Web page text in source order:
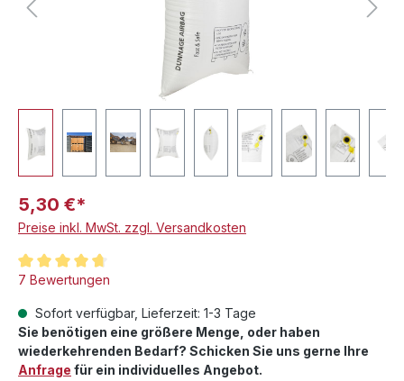
5,30 €*
Preise inkl. MwSt. zzgl. Versandkosten
Durchschnittliche Bewertung von 4.8 von 5 Sternen
7 Bewertungen
Sofort verfügbar, Lieferzeit: 1-3 Tage
Sie benötigen eine größere Menge, oder haben
wiederkehrenden Bedarf? Schicken Sie uns gerne Ihre
Anfrage für ein individuelles Angebot.